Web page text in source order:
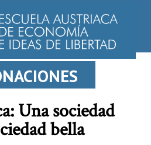
Una sociedad
bella